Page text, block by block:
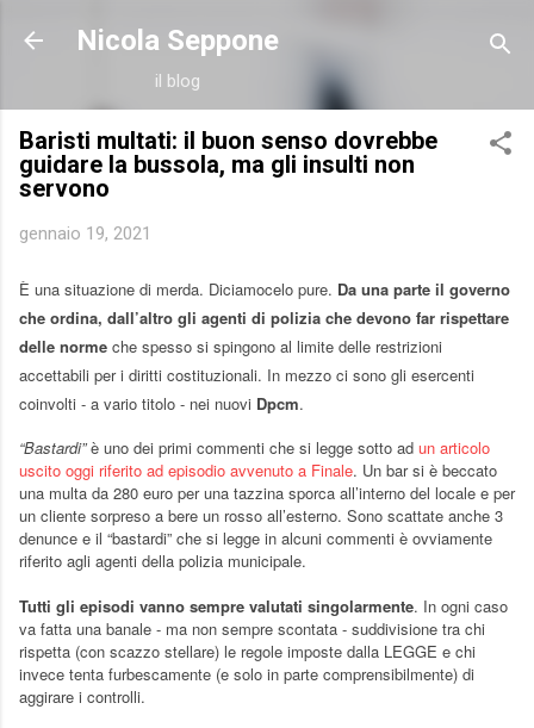
Passa ai contenuti principali
Nicola Seppone
il blog
Baristi multati: il buon senso dovrebbe
guidare la bussola, ma gli insulti non
servono
gennaio 19, 2021
È una situazione di merda. Diciamocelo pure. Da una parte il governo
che ordina, dall’altro gli agenti di polizia che devono far rispettare
delle norme che spesso si spingono al limite delle restrizioni
accettabili per i diritti costituzionali. In mezzo ci sono gli esercenti
coinvolti - a vario titolo - nei nuovi Dpcm.
“Bastardi”è uno dei primi commenti che si legge sotto ad un articolo
uscito oggi riferito ad episodio avvenuto a Finale. Un bar si è beccato
una multa da 280 euro per una tazzina sporca all’interno del locale e per
un cliente sorpreso a bere un rosso all’esterno. Sono scattate anche 3
denunce e il “bastardi” che si legge in alcuni commenti è ovviamente
riferito agli agenti della polizia municipale.
Tutti gli episodi vanno sempre valutati singolarmente. In ogni caso
va fatta una banale - ma non sempre scontata - suddivisione tra chi
rispetta (con scazzo stellare) le regole imposte dalla LEGGE e chi
invece tenta furbescamente (e solo in parte comprensibilmente) di
aggirare i controlli.